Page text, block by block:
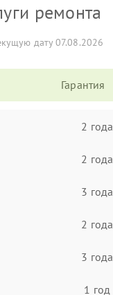
ремонта
дату 07.08.2026
Гарантия
2 года
2 года
3 года
2 года
3 года
1 год